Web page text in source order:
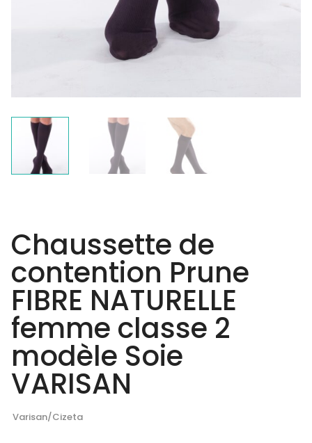
Chaussette de
contention Prune
FIBRE NATURELLE
femme classe 2
modèle Soie
VARISAN
Varisan/Cizeta